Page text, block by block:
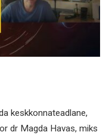
keskkonnateadlane,
dr Magda Havas, miks